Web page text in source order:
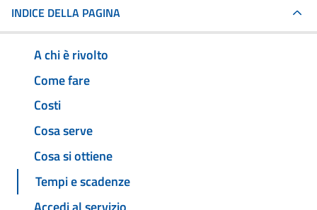
INDICE DELLA PAGINA
A chi è rivolto
Come fare
Costi
Cosa serve
Cosa si ottiene
Tempi e scadenze